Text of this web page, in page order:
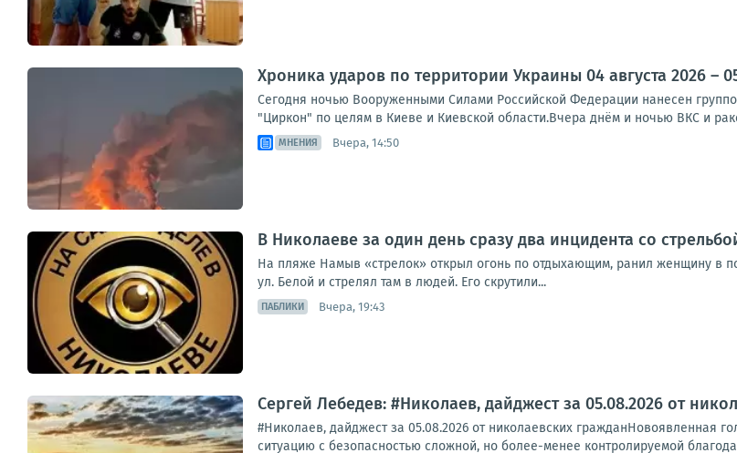
Хроника ударов по территории Украины 04 августа 2026 –
Сегодня ночью Вооруженными Силами Российской Федерации нанесен
"Циркон" по целям в Киеве и Киевской области.Вчера днём и ночью ВКС и
МНЕНИЯ Вчера, 14:50
В Николаеве за один день сразу два инцидента со
На пляже Намыв «стрелок» открыл огонь по отдыхающим, ранил женщину в
ул. Белой и стрелял там в людей. Его скрутили...
ПАБЛИКИ Вчера, 19:43
Сергей Лебедев: #Николаев, дайджест за 05.08.2026 от
#Николаев, дайджест за 05.08.2026 от николаевских гражданНовоявленная
ситуацию с безопасностью сложной, но более-менее контролируемой